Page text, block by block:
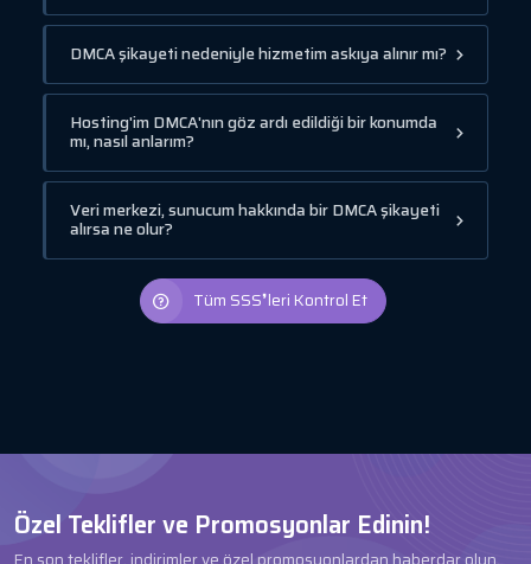
DMCA şikayeti nedeniyle hizmetim askıya alınır mı?
Hosting'im DMCA'nın göz ardı edildiği bir konumda
mı, nasıl anlarım?
Veri merkezi, sunucum hakkında bir DMCA şikayeti
alırsa ne olur?
Tüm SSS❜leri Kontrol Et
Özel Teklifler ve Promosyonlar Edinin!